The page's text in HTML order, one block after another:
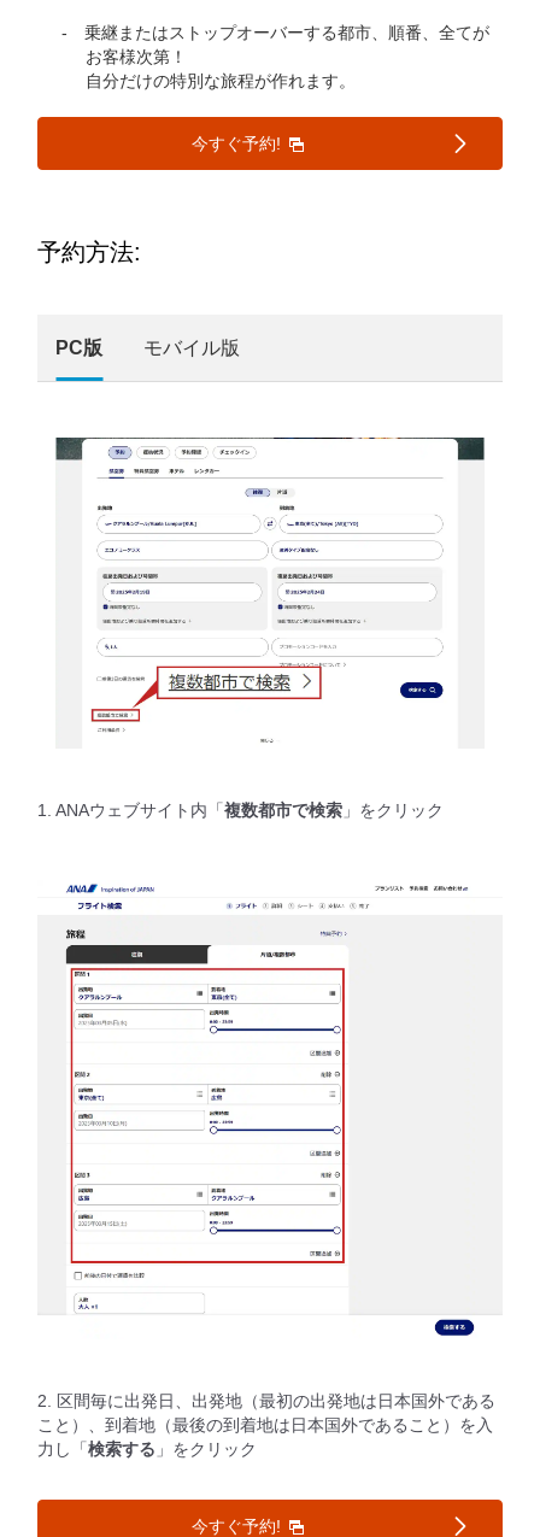
乗継またはストップオーバーする都市、順番、全てが
お客様次第！
自分だけの特別な旅程が作れます。
今すぐ予約!
予約方法:
PC版 モバイル版
1. ANAウェブサイト内「 複数都市で検索 」をクリック
2. 区間毎に出発日、出発地（最初の出発地は日本国外である
こと）、到着地（最後の到着地は日本国外であること）を入
力し「 検索する 」をクリック
今すぐ予約!